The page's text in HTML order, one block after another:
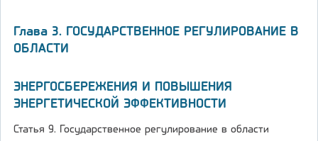
Глава 3. ГОСУДАРСТВЕННОЕ РЕГУЛИРОВАНИЕ В
ОБЛАСТИ
ЭНЕРГОСБЕРЕЖЕНИЯ И ПОВЫШЕНИЯ
ЭНЕРГЕТИЧЕСКОЙ ЭФФЕКТИВНОСТИ
Статья 9. Государственное регулирование в области